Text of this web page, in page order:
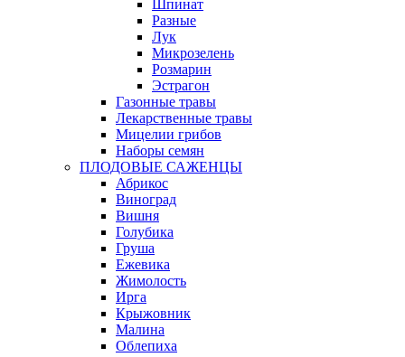
Шпинат
Разные
Лук
Микрозелень
Розмарин
Эстрагон
Газонные травы
Лекарственные травы
Мицелии грибов
Наборы семян
ПЛОДОВЫЕ САЖЕНЦЫ
Абрикос
Виноград
Вишня
Голубика
Груша
Ежевика
Жимолость
Ирга
Крыжовник
Малина
Облепиха